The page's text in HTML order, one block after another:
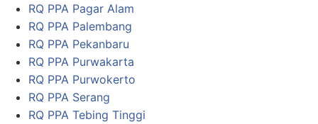
RQ PPA Pagar Alam
RQ PPA Palembang
RQ PPA Pekanbaru
RQ PPA Purwakarta
RQ PPA Purwokerto
RQ PPA Serang
RQ PPA Tebing Tinggi